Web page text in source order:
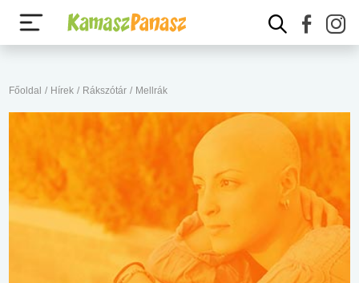
Főoldal / Hírek / Rákszótár / Mellrák